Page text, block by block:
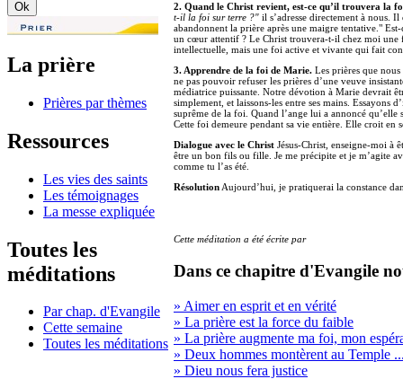
La prière
Prières par thèmes
Ressources
Les vies des saints
Les témoignages
La messe expliquée
Toutes les
méditations
Par chap. d'Evangile
Cette semaine
Toutes les méditations
2. Quand le Christ revient, est-ce qu’il trouvera la
t-il la foi sur terre ?" il s’adresse directement à nous.
abandonnent la prière après une maigre tentative."
un cœur attentif ? Le Christ trouvera-t-il chez moi une
intellectuelle, mais une foi active et vivante qui fait
3. Apprendre de la foi de Marie. Les prières que
ne pas pouvoir refuser les prières d’une veuve
médiatrice puissante. Notre dévotion à Marie devrait
simplement, et laissons-les entre ses mains.
suprême de la foi. Quand l’ange lui a annoncé
Cette foi demeure pendant sa vie entière. Elle croit en
Dialogue avec le Christ Jésus-Christ, enseigne-moi à
être un bon fils ou fille. Je me précipite et je m’agite
comme tu l’as été.
Résolution Aujourd’hui, je pratiquerai la constance
Cette méditation a été écrite par
Dans ce chapitre d'Evangile
» Aimer en esprit et en vérité
» La prière est la force du faible
» La prière augmente ma foi, mon
» Deux hommes montèrent au Temple
» Dieu nous fera justice